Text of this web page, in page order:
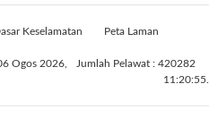
Keselamatan
Peta Laman
Jumlah Pelawat : 420282
Ogos 2026,
11:20:55.